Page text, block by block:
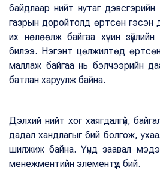
байдлаар нийт нутаг
газрын доройтолд өртсөн гэсэн
их нөлөөлж байгаа хүчин
билээ. Нэгэнт цөлжилтөд
маллаж байгаа нь бэлчээрийн
батлан харуулж байна.
Дэлхий нийт хог хаягдалгүй,
дадал хандлагыг бий болгож,
шилжиж байна. Үүнд заавал
менежментийн элементүүд бий.